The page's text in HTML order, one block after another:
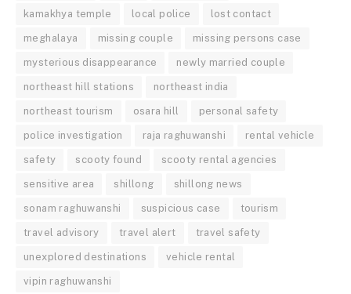
kamakhya temple local police lost contact
meghalaya missing couple missing persons case
mysterious disappearance newly married couple
northeast hill stations northeast india
northeast tourism osara hill personal safety
police investigation raja raghuwanshi rental vehicle
safety scooty found scooty rental agencies
sensitive area shillong shillong news
sonam raghuwanshi suspicious case tourism
travel advisory travel alert travel safety
unexplored destinations vehicle rental
vipin raghuwanshi